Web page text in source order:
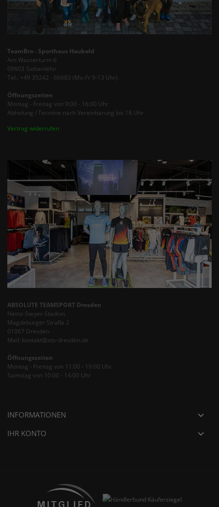
TeamBro - Sporthaus Haubold
Am Wasserturm 6
09603 Siebenlehn
Tel.: +49 35242 - 66683 (Mo-Fr 9-13 Uhr)
Öffnungszeiten
Montag - Freitag von 9:00 - 16:00 Uhr
Abholung / Termine nach Vereinbarung bis 18 Uhr
Vertrag widerrufen
ABSOLUTE TEAMSPORT Dresden
Heinz-Steyer-Stadion
Magdeburger Straße 2
01067 Dresden
Mail: kontakt@ats-dresden.de
Öffnungszeiten
Montag - Freitag von 11:00 - 19:00 Uhr
Samstag von 10:00 - 14:00 Uhr
INFORMATIONEN 
IHR KONTO 